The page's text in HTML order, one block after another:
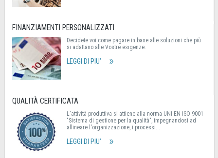
FINANZIAMENTI PERSONALIZZATI
Decidete voi come pagare in base alle soluzioni che più
si adattano alle Vostre esigenze.
LEGGI DI PIU’
QUALITÀ CERTIFICATA
L'attività produttiva si attiene alla norma UNI EN ISO 9001
"Sistema di gestione per la qualità", impegnandosi ad
allineare l'organizzazione, i processi...
LEGGI DI PIU’